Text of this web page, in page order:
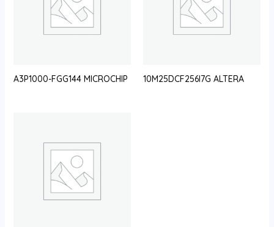
A3P1000-FGG144 MICROCHIP 10M25DCF256I7G ALTERA